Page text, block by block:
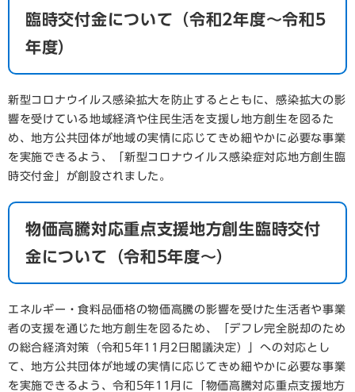
臨時交付金について（令和2年度～令和5
年度）
新型コロナウイルス感染拡大を防止するとともに、感染拡大の影
響を受けている地域経済や住民生活を支援し地方創生を図るた
め、地方公共団体が地域の実情に応じてきめ細やかに必要な事業
を実施できるよう、「新型コロナウイルス感染症対応地方創生臨
時交付金」が創設されました。
物価高騰対応重点支援地方創生臨時交付
金について（令和5年度～）
エネルギー・食料品価格の物価高騰の影響を受けた生活者や事業
者の支援を通じた地方創生を図るため、「デフレ完全脱却のため
の総合経済対策（令和5年11月2日閣議決定）」への対応とし
て、地方公共団体が地域の実情に応じてきめ細やかに必要な事業
を実施できるよう、令和5年11月に「物価高騰対応重点支援地方